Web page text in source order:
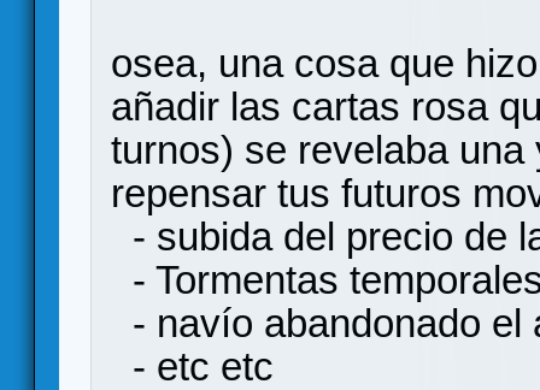
osea, una cosa que
añadir las cartas rosa
turnos) se revelaba
repensar tus futuros
- subida del precio de
- Tormentas
- navío abandonado el
- etc etc